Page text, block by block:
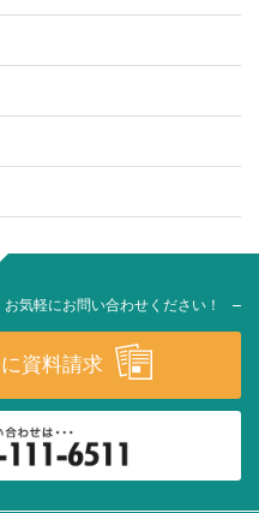
気軽にお問い合わせください！
資料請求